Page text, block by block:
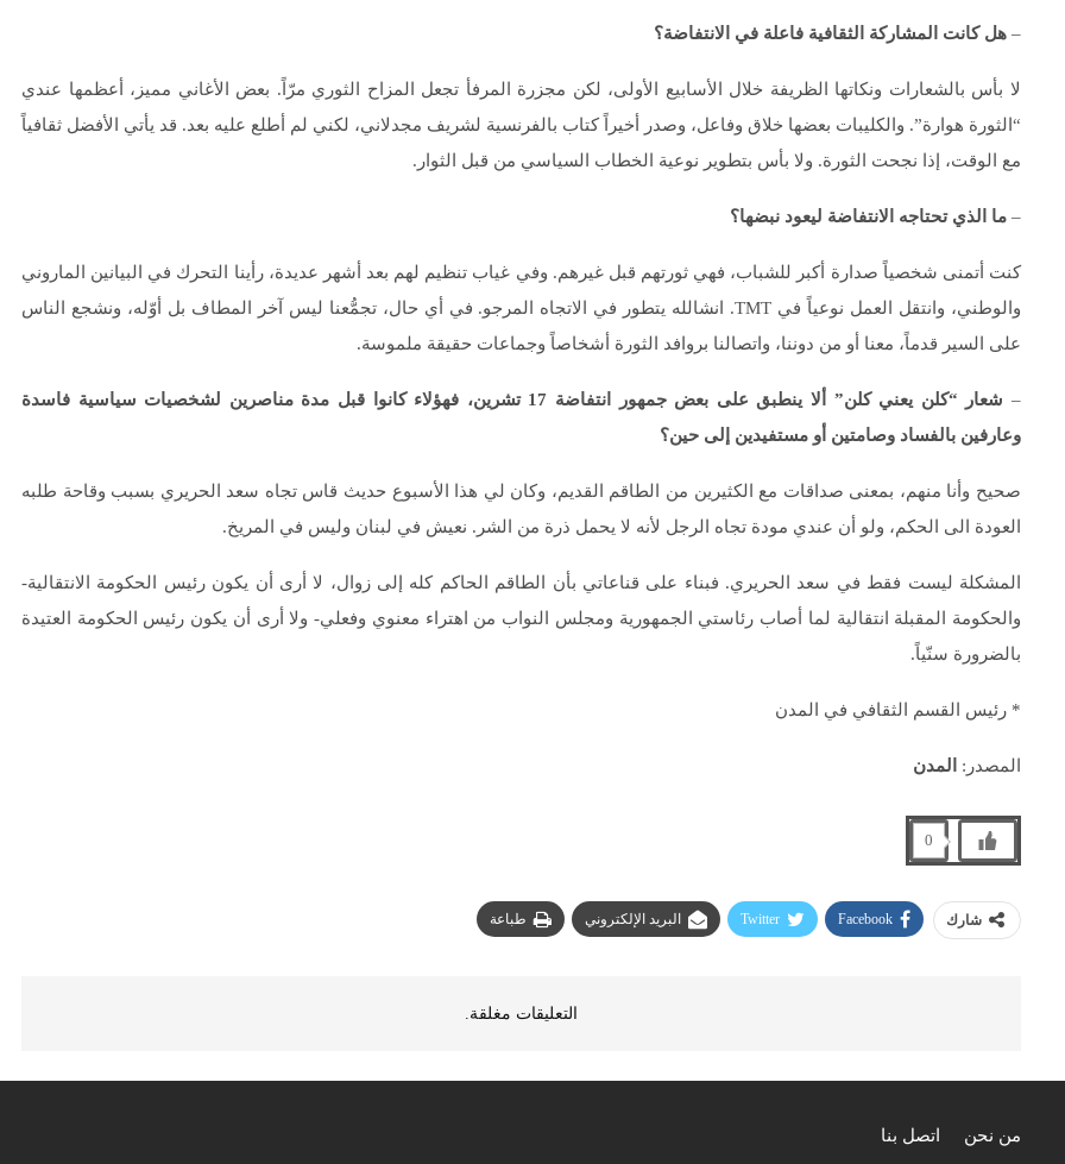
– هل كانت المشاركة الثقافية فاعلة في الانتفاضة؟
لا بأس بالشعارات ونكاتها الظريفة خلال الأسابيع الأولى، لكن مجزرة المرفأ تجعل المزاح الثوري مرّاً. بعض الأغاني مميز، أعظمها عندي
“الثورة هوارة”. والكليبات بعضها خلاق وفاعل، وصدر أخيراً كتاب بالفرنسية لشريف مجدلاني، لكني لم أطلع عليه بعد. قد يأتي الأفضل ثقافياً
مع الوقت، إذا نجحت الثورة. ولا بأس بتطوير نوعية الخطاب السياسي من قبل الثوار.
– ما الذي تحتاجه الانتفاضة ليعود نبضها؟
كنت أتمنى شخصياً صدارة أكبر للشباب، فهي ثورتهم قبل غيرهم. وفي غياب تنظيم لهم بعد أشهر عديدة، رأينا التحرك في البيانين الماروني
والوطني، وانتقل العمل نوعياً في TMT. انشالله يتطور في الاتجاه المرجو. في أي حال، تجمُّعنا ليس آخر المطاف بل أوّله، ونشجع الناس
على السير قدماً، معنا أو من دوننا، واتصالنا بروافد الثورة أشخاصاً وجماعات حقيقة ملموسة.
–
شعار “كلن يعني كلن” ألا ينطبق على بعض جمهور انتفاضة 17 تشرين، فهؤلاء كانوا قبل مدة مناصرين لشخصيات سياسية فاسدة
وعارفين بالفساد وصامتين أو مستفيدين إلى حين؟
صحيح وأنا منهم، بمعنى صداقات مع الكثيرين من الطاقم القديم، وكان لي هذا الأسبوع حديث قاس تجاه سعد الحريري بسبب وقاحة طلبه
العودة الى الحكم، ولو أن عندي مودة تجاه الرجل لأنه لا يحمل ذرة من الشر. نعيش في لبنان وليس في المريخ.
المشكلة ليست فقط في سعد الحريري. فبناء على قناعاتي بأن الطاقم الحاكم كله إلى زوال، لا أرى أن يكون رئيس الحكومة الانتقالية-
والحكومة المقبلة انتقالية لما أصاب رئاستي الجمهورية ومجلس النواب من اهتراء معنوي وفعلي- ولا أرى أن يكون رئيس الحكومة العتيدة
بالضرورة سنّياً.
* رئيس القسم الثقافي في المدن
المصدر: المدن
0
شارك Facebook
Twitter البريد الإلكتروني طباعة
التعليقات مغلقة.
من نحن اتصل بنا